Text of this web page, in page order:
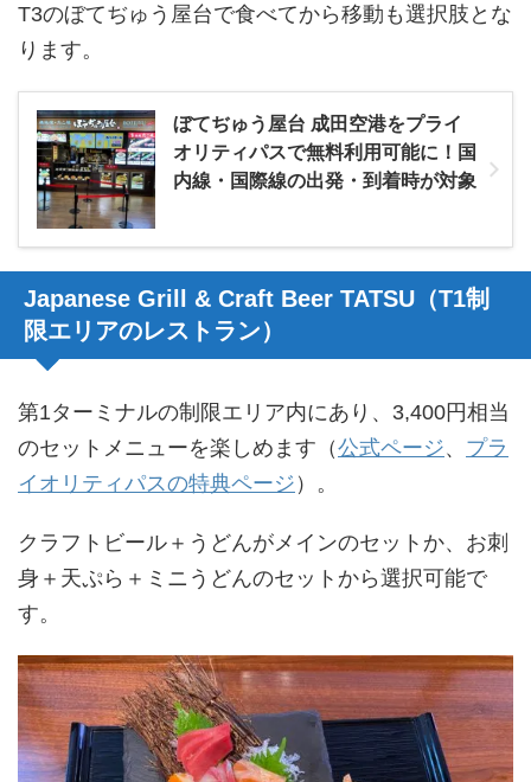
T3のぼてぢゅう屋台で食べてから移動も選択肢とな
ります。
ぼてぢゅう屋台 成田空港をプライ
オリティパスで無料利用可能に！国
内線・国際線の出発・到着時が対象
Japanese Grill & Craft Beer TATSU（T1制
限エリアのレストラン）
第1ターミナルの制限エリア内にあり、3,400円相当
のセットメニューを楽しめます（公式ページ、 プラ
イオリティパスの特典ページ ）。
クラフトビール＋うどんがメインのセットか、お刺
身＋天ぷら＋ミニうどんのセットから選択可能で
す。